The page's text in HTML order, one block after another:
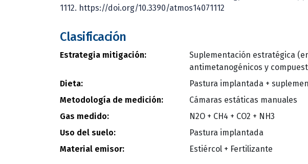
1112. https://doi.org/10.3390/atmos14071112
Clasificación
Estrategia mitigación: Suplementación estratégica
antimetanogénicos y
Dieta:
Pastura implantada +
Metodología de medición:
Cámaras estáticas manuales
Gas medido:
N2O + CH4 + CO2 + NH3
Uso del suelo:
Pastura implantada
Material emisor:
Estiércol + Fertilizante